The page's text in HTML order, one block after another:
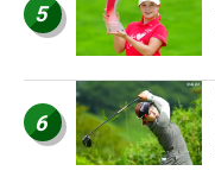
5
6